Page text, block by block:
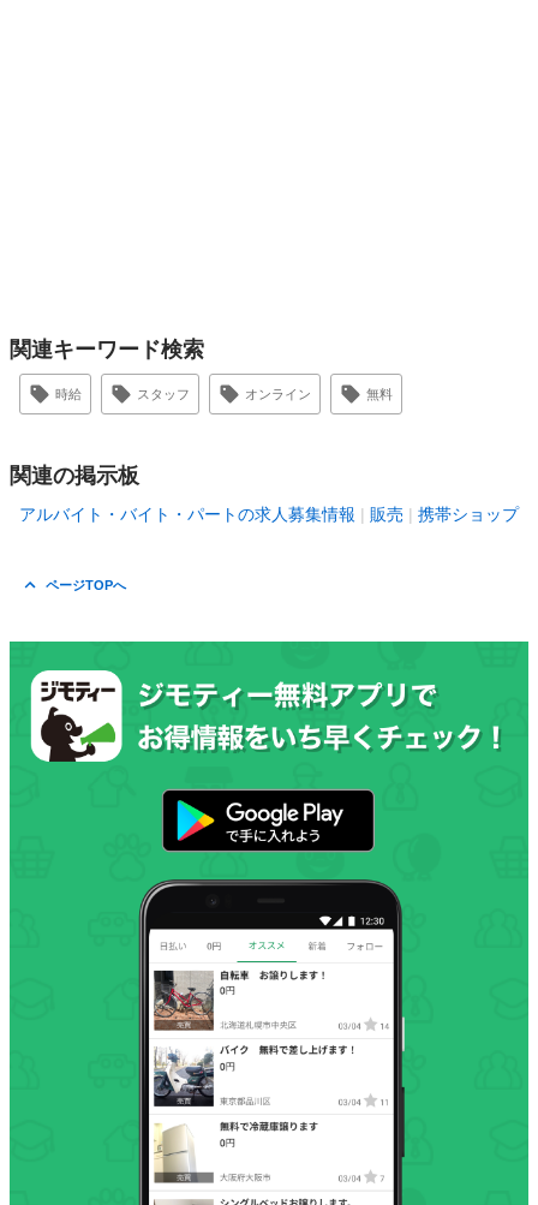
関連キーワード検索
時給 スタッフ オンライン 無料
関連の掲示板
アルバイト・バイト・パートの求人募集情報 販売 携帯ショップ
ページTOPへ